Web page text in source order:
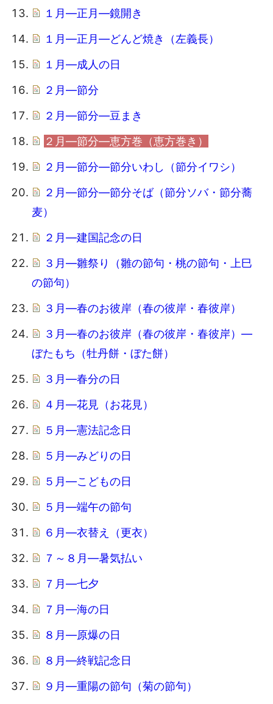
１月―正月―鏡開き
１月―正月―どんど焼き（左義長）
１月―成人の日
２月―節分
２月―節分―豆まき
２月―節分―恵方巻（恵方巻き）
２月―節分―節分いわし（節分イワシ）
２月―節分―節分そば（節分ソバ・節分蕎
麦）
２月―建国記念の日
３月―雛祭り（雛の節句・桃の節句・上巳
の節句）
３月―春のお彼岸（春の彼岸・春彼岸）
３月―春のお彼岸（春の彼岸・春彼岸）―
ぼたもち（牡丹餅・ぼた餅）
３月―春分の日
４月―花見（お花見）
５月―憲法記念日
５月―みどりの日
５月―こどもの日
５月―端午の節句
６月―衣替え（更衣）
７～８月―暑気払い
７月―七夕
７月―海の日
８月―原爆の日
８月―終戦記念日
９月―重陽の節句（菊の節句）